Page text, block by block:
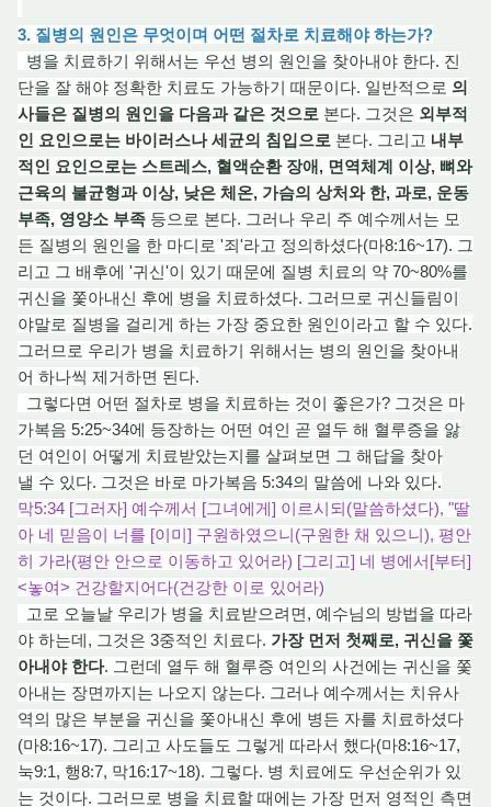
3. 질병의 원인은 무엇이며 어떤 절차로 치료해야 하는가?
병을 치료하기 위해서는 우선 병의 원인을 찾아내야 한다. 진
단을 잘 해야 정확한 치료도 가능하기 때문이다. 일반적으로 의
사들은 질병의 원인을 다음과 같은 것으로 본다. 그것은 외부적
인 요인으로는 바이러스나 세균의 침입으로 본다. 그리고 내부
적인 요인으로는 스트레스, 혈액순환 장애, 면역체계 이상, 뼈와
근육의 불균형과 이상, 낮은 체온, 가슴의 상처와 한, 과로, 운동
부족, 영양소 부족 등으로 본다. 그러나 우리 주 예수께서는 모
든 질병의 원인을 한 마디로 '죄'라고 정의하셨다(마8:16~17). 그
리고 그 배후에 '귀신'이 있기 때문에 질병 치 료의 약 70~80%를
귀신을 쫓아내신 후에 병을 치료하셨다. 그러므로 귀신들림이
야말로 질병을 걸리게 하는 가장 중요한 원인이라고 할 수 있다.
그러므로 우리가 병을 치료하기 위해서는 병의 원인을 찾아내
어 하나씩 제거하면 된다.
그렇다면 어떤 절차로 병을 치료하는 것이 좋은가? 그것은 마
가복음 5:25~34에 등장하는 어떤 여인 곧 열두 해 혈루증을 앓
던 여인이 어떻게 치료받았는지를 살펴보면 그 해답을 찾아
낼 수 있다. 그것은 바로 마가복음 5:34의 말씀에 나와 있다.
막5:34 [그러자] 예수께서 [그녀에게] 이르시되(말씀하셨다), "딸
아 네 믿음이 너를 [이미] 구원하였으니(구원한 채 있으니), 평안
히 가라(평안 안으로 이동하고 있어라) [그리고] 네 병에서[부터]
<놓여> 건강할지어다(건강한 이로 있어라)
고로 오늘날 우리가 병을 치료받으려면, 예수님의 방법을 따라
야 하는데, 그것은 3중적인 치료다. 가장 먼저 첫째로, 귀신을 쫓
아내야 한다. 그런데 열두 해 혈루증 여인의 사건에는 귀신을 쫓
아내는 장면까지는 나오지 않는다. 그러나 예수께서는 치유사
역의 많은 부분을 귀신을 쫓아내신 후에 병든 자를 치료하셨다
(마8:16~17). 그리고 사도들도 그렇게 따라서 했다(마8:16~17,
눅9:1, 행8:7, 막16:17~18). 그렇다. 병 치 료에도 우선순위가 있
는 것이다. 그러므로 병을 치료할 때에는 가장 먼저 영적인 측면